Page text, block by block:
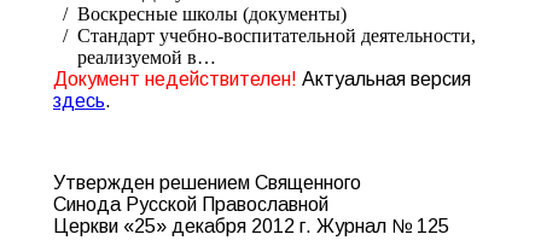
Воскресные школы (документы)
Стандарт учебно-воспитательной деятельности,
реализуемой в…
Документ недействителен! Актуальная версия
здесь.
Утвержден решением Священного
Синода Русской Православной
Церкви «25» декабря 2012 г. Журнал № 125